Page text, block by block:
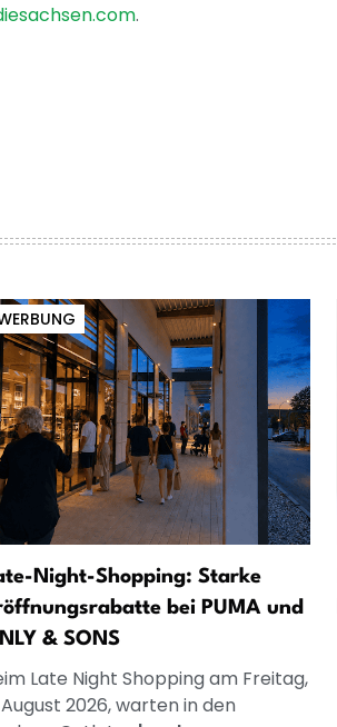
.
Night-Shopping: Starke
bei PUMA und
& SONS
Late Night Shopping am Freitag,
2026, warten in den